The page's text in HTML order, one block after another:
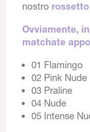
nostro
Ovviamente,
matchate
01 Flamingo
02 Pink Nude
03 Praline
04 Nude
05 Intense